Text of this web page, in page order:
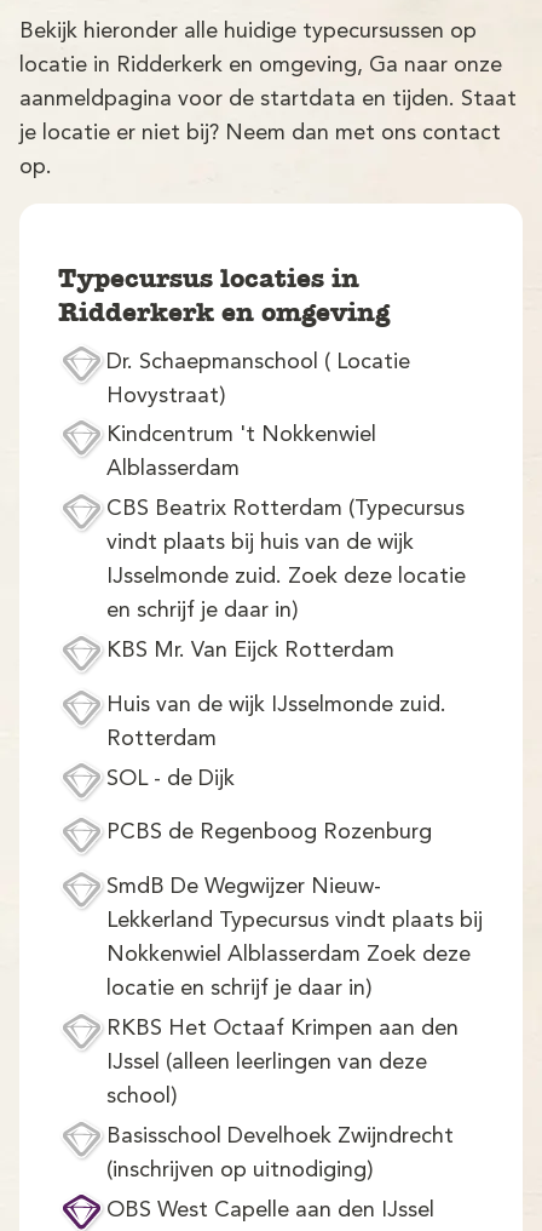
Demo
Aanmelden
Bekijk hieronder alle huidige typecursussen op
locatie in Ridderkerk en omgeving, Ga naar onze
aanmeldpagina voor de startdata en tijden. Staat
je locatie er niet bij? Neem dan met ons contact
op.
Typecursus locaties in
Ridderkerk en omgeving
Dr. Schaepmanschool ( Locatie
Hovystraat)
Kindcentrum 't Nokkenwiel
Alblasserdam
CBS Beatrix Rotterdam (Typecursus
vindt plaats bij huis van de wijk
IJsselmonde zuid. Zoek deze locatie
en schrijf je daar in)
KBS Mr. Van Eijck Rotterdam
Huis van de wijk IJsselmonde zuid.
Rotterdam
SOL - de Dijk
PCBS de Regenboog Rozenburg
SmdB De Wegwijzer Nieuw-
Lekkerland Typecursus vindt plaats bij
Nokkenwiel Alblasserdam Zoek deze
locatie en schrijf je daar in)
RKBS Het Octaaf Krimpen aan den
IJssel (alleen leerlingen van deze
school)
Basisschool Develhoek Zwijndrecht
(inschrijven op uitnodiging)
OBS West Capelle aan den IJssel